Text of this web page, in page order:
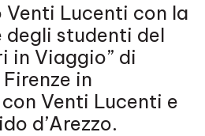
Lucenti con la
studenti del
in Viaggio” di
in
Venti Lucenti e
d’Arezzo.